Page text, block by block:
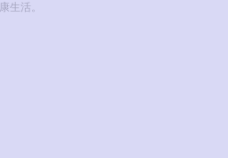
生活。